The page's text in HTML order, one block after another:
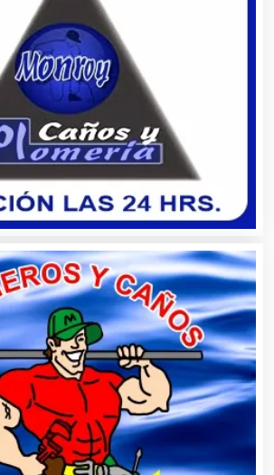
de Autos
Equipos para Fiestas
Sillas y Mesas
Trajes de Etiqueta